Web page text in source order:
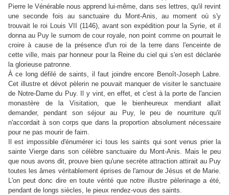
Pierre le Vénérable nous apprend lui-même, dans ses lettres, qu'il revint
une seconde fois au sanctuaire du Mont-Anis, au moment où s'y
trouvait le roi Louis VII (1146), avant son expédition pour la Syrie, et il
donna au Puy le surnom de cour royale, non point comme on pourrait le
croire à cause de la présence d'un roi de la terre dans l'enceinte de
cette ville, mais par honneur pour la Reine du ciel qui s'en est déclarée
la glorieuse patronne.
À ce long défilé de saints, il faut joindre encore Benoît-Joseph Labre.
Cet illustre et dévot pèlerin ne pouvait manquer de visiter le sanctuaire
de Notre-Dame du Puy. Il y vint, en effet, et c'est à la porte de l'ancien
monastère de la Visitation, que le bienheureux mendiant allait
demander, pendant son séjour au Puy, le peu de nourriture qu'il
n'accordait à son corps que dans la proportion absolument nécessaire
pour ne pas mourir de faim.
Il est impossible d'énumérer ici tous les saints qui sont venus prier la
sainte Vierge dans son célèbre sanctuaire du Mont-Anis. Mais le peu
que nous avons dit, prouve bien qu'une secrète attraction attirait au Puy
toutes les âmes véritablement éprises de l'amour de Jésus et de Marie.
L'on peut donc dire en toute vérité que notre illustre pèlerinage a été,
pendant de longs siècles, le pieux rendez-vous des saints.